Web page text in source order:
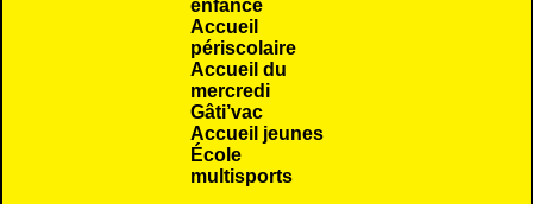
enfance
Accueil
périscolaire
Accueil du
mercredi
Gâti’vac
Accueil jeunes
École
multisports